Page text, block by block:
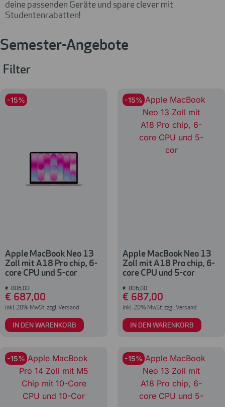
deine passenden Geräte und spare clever mit
Studentenrabatten!
Semester-Angebote
Filter
Apple MacBook Neo 13
Zoll mit A18 Pro chip, 6-
core CPU und 5-cor
-15%
€ 806,00
€ 687,00
inkl. 20% MwSt. zzgl. Versand
IN DEN WARENKORB
Apple MacBook Neo 13
Zoll mit A18 Pro chip, 6-
core CPU und 5-cor
-15%
€ 806,00
€ 687,00
inkl. 20% MwSt. zzgl. Versand
IN DEN WARENKORB
-15% -15%